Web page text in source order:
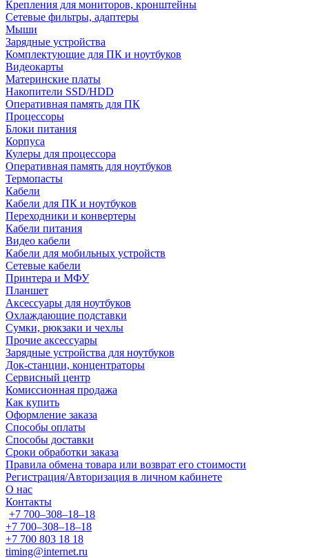
Крепления для мониторов, кронштейны
Сетевые фильтры, адаптеры
Мыши
Зарядные устройства
Комплектующие для ПК и ноутбуков
Видеокарты
Материнские платы
Накопители SSD/HDD
Оперативная память для ПК
Процессоры
Блоки питания
Корпуса
Кулеры для процессора
Оперативная память для ноутбуков
Термопасты
Кабели
Кабели для ПК и ноутбуков
Переходники и конвертеры
Кабели питания
Видео кабели
Кабели для мобильных устройств
Сетевые кабели
Принтера и МФУ
Планшет
Аксессуары для ноутбуков
Охлаждающие подставки
Сумки, рюкзаки и чехлы
Прочие аксессуары
Зарядные устройства для ноутбуков
Док-станции, концентраторы
Сервисный центр
Комиссионная продажа
Как купить
Оформление заказа
Способы оплаты
Способы доставки
Сроки обработки заказа
Правила обмена товара или возврат его стоимости
Регистрация/Авторизация в личном кабинете
О нас
Контакты
+7 700‒308‒18‒18
+7 700‒308‒18‒18
+7 700 803 18 18
timing@internet.ru